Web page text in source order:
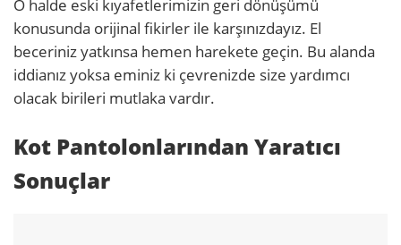
O halde eski kıyafetlerimizin geri dönüşümü
konusunda orijinal fikirler ile karşınızdayız. El
beceriniz yatkınsa hemen harekete geçin. Bu alanda
iddianız yoksa eminiz ki çevrenizde size yardımcı
olacak birileri mutlaka vardır.
Kot Pantolonlarından Yaratıcı
Sonuçlar